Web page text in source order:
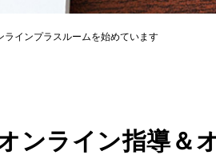
ラインプラスルームを始めています
ンライン指導＆